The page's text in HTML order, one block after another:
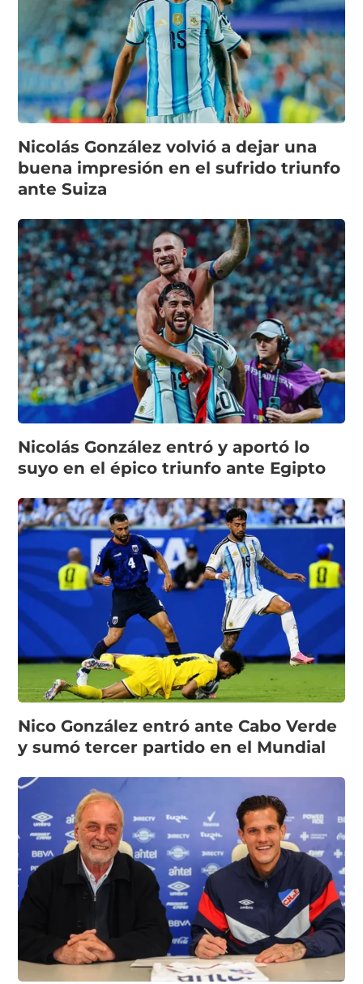
Nicolás González volvió a dejar una
buena impresión en el sufrido triunfo
ante Suiza
Nicolás González entró y aportó lo
suyo en el épico triunfo ante Egipto
Nico González entró ante Cabo Verde
y sumó tercer partido en el Mundial